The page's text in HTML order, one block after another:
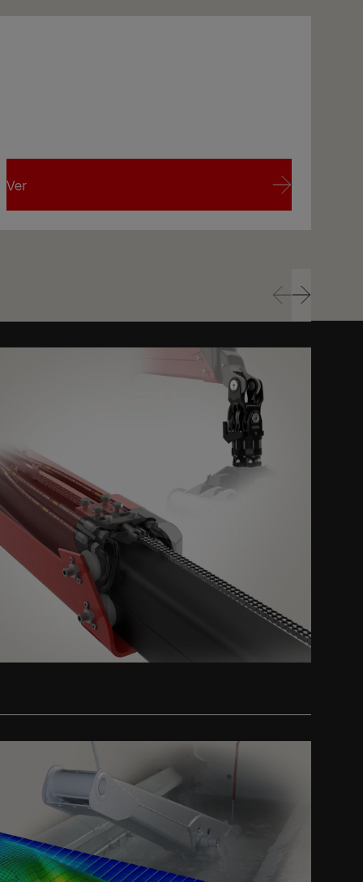
Ver
Prev
Prev
Next
Next